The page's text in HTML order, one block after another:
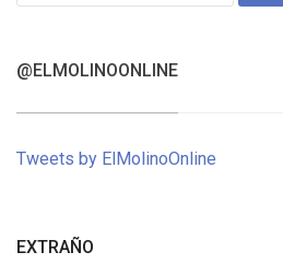
@ELMOLINOONLINE
Tweets by ElMolinoOnline
EXTRAÑO